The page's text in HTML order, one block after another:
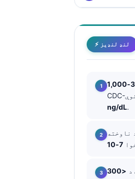
⚡ لنډ لنډیز
ng/dL.
ناوخته
د